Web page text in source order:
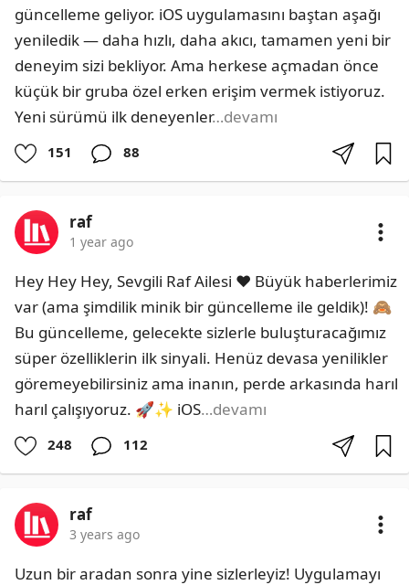
güncelleme geliyor. iOS uygulamasını baştan aşağı
yeniledik — daha hızlı, daha akıcı, tamamen yeni bir
deneyim sizi bekliyor. Ama herkese açmadan önce
küçük bir gruba özel erken erişim vermek istiyoruz.
Yeni sürümü ilk deneyenler…devamı
151 88
raf
1 year ago
Hey Hey Hey, Sevgili Raf Ailesi ❤️ Büyük haberlerimiz
var (ama şimdilik minik bir güncelleme ile geldik)! 🙈
Bu güncelleme, gelecekte sizlerle buluşturacağımız
süper özelliklerin ilk sinyali. Henüz devasa yenilikler
göremeyebilirsiniz ama inanın, perde arkasında harıl
harıl çalışıyoruz. 🚀✨ iOS…devamı
248 112
raf
3 years ago
Uzun bir aradan sonra yine sizlerleyiz! Uygulamayı